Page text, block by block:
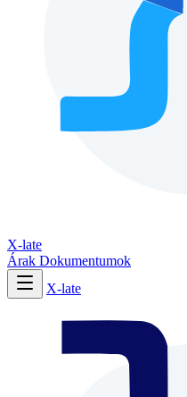
X-late
Árak Dokumentumok
X-late